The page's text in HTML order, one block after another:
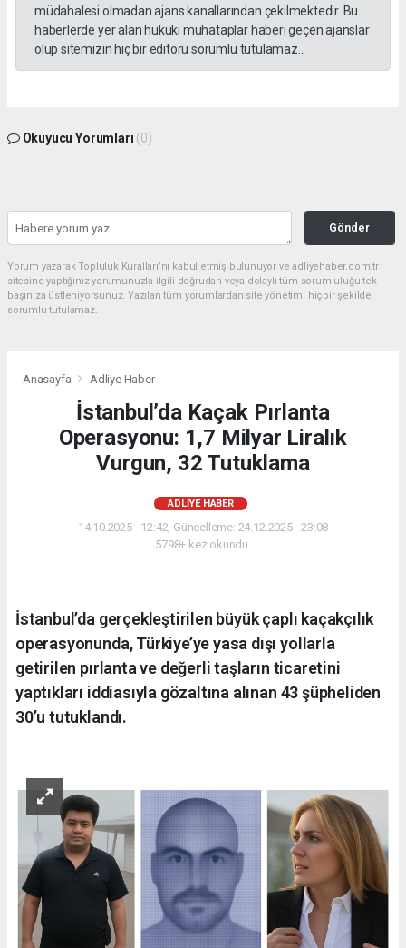
müdahalesi olmadan ajans kanallarından çekilmektedir. Bu
haberlerde yer alan hukuki muhataplar haberi geçen ajanslar
olup sitemizin hiç bir editörü sorumlu tutulamaz...
Okuyucu Yorumları (0)
Gönder
Yorum yazarak Topluluk Kuralları’nı kabul etmiş bulunuyor ve adliyehaber.com.tr
sitesine yaptığınız yorumunuzla ilgili doğrudan veya dolaylı tüm sorumluluğu tek
başınıza üstleniyorsunuz. Yazılan tüm yorumlardan site yönetimi hiçbir şekilde
sorumlu tutulamaz.
Anasayfa Adliye Haber
İstanbul’da Kaçak Pırlanta
Operasyonu: 1,7 Milyar Liralık
Vurgun, 32 Tutuklama
ADLIYE HABER
14.10.2025 - 12:42, Güncelleme: 24.12.2025 - 23:08
5798+ kez okundu.
İstanbul’da gerçekleştirilen büyük çaplı kaçakçılık
operasyonunda, Türkiye’ye yasa dışı yollarla
getirilen pırlanta ve değerli taşların ticaretini
yaptıkları iddiasıyla gözaltına alınan 43 şüpheliden
30’u tutuklandı.